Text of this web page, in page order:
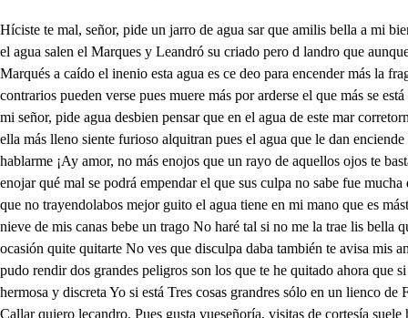
Híciste te mal, señor, pide un jarro de agua sar que amilis bella a mi bien, parqes al monjibel de mi amor caer fingí, porque creo que en el cristal del beber como enespejo he de ver la gloria de mi deseo Yo voy por el agua salen el Marques y Leandró su criado pero d landro que aunque es petición fingida agua es bien que a voces pida quién se abrasa en vivo fuego Cama Leandro a de casa un jarro de agua que del caballo el Marqués a caído el inenio esta agua es ce deo para encender más la fragua pero en el pecho nocabe Ya que mayor ha de ser mas reviente por beber pues el fuego es tán suave en su efeco cruel y blando dos contrarios pueden verse pues muere más por arderse el que más se está abrasando sale lisbella con un jarro de agua en un plato y loalla y sale celisa padre y tomala el jarro y toalla y míranse unos aoiros el Marqués mi señor, pide agua desbien pensar que en el agua de este mar corretormenta al honor, casele bela suelta, y vete a tu aposento Señor el agua está aquí Ya por los ojos bebí la que enciende mi tormento. ya el pecho de ella más lleno siente furioso alquitran pues el agua que le dan enciende más su veneno Señor aquí el agua está pudo regalarme el pecho pero ya no es de provecho pues tu mano me lada no quiere el Marqués hablarme ¡Ay amor, no más enojos que un rayo de aquellos ojos te basta para matarie el agua está aquí, señor, Celio tenéis me enojado por eso no la heroinado gran rigor Dime en qué negocio grave Señor le pude enojar qué mal se podrá empendar el que sus culpa no sabe fue mucha descortesía en que fundo mi querella Celio quitar alisbella el agua que me traya para entre los dos mas obligarme pudiera si lisbella la trujera que no trayendolabos mejor guito el agua tiene en mi mano que es mástría porque entre llamas venga y ahora entre hielos viene Mucho gusto, señor ganas que para que se enfriase quise que el agua pasase por la nieve de mis canas bebe un trago No haré tal si no me la trae lis bella que será más que el solvella de dder de enesvejos de cristal Yo, señor, pensé obligarte porque sisbella es hermosa y de su vista amorosa la ocasión quite quitarte No ves que disculpa daba también te avisa mis amor, que es discreta creo, señor. que sus inadejos alaba cuanto más podéis decir más quejas puedo formar selco vista pudo enamorar y hablada pudo rendir dos grandes peligros son los que te he quitado ahora que si la vista enamora cautiva la discreción el amor no a todos hiere es muy hermosa lisbella sin duda para benderla encarecercela quiere ella es hermosa y discreta Yo si está Tres cosas grandres sólo en un lienco de Flandes abrá mujer tan perfeta tres cosas el pincel junta hermosa por lo pintado discreta por lo callado yhonestá por lo difunta Calla nediio. Callar quiero lecandro. Pues gusta vueseñoría, visitas de cortesía suele hacer un caballero y en ellas tiene cordura una dama de ovinión del rayo de la ocasión celas No hay fama que este segura más del ser de mi eisbella salisfecho estoy de suerte que el agua vendrá a traerte ar que Celio que voy por ella overlliroso, Marqués ecedad hace afemia pues una mujer confía del golfo del interés porque sigue a la visita la conversación gustosa ea se celio la adulación amorosa y la dadiva esquisita y una dadiva si s grande